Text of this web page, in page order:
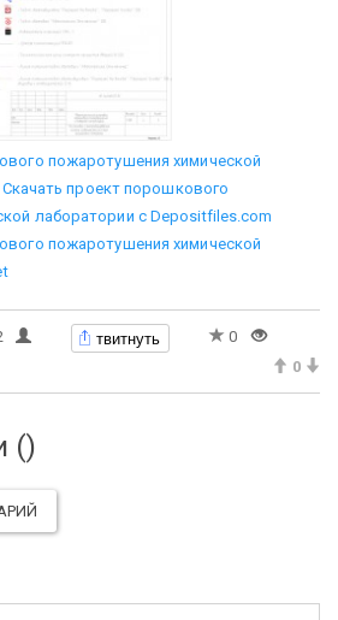
пожаротушения химической
Скачать проект порошкового
лаборатории с Depositfiles.com
пожаротушения химической
твитнуть
0
0
()